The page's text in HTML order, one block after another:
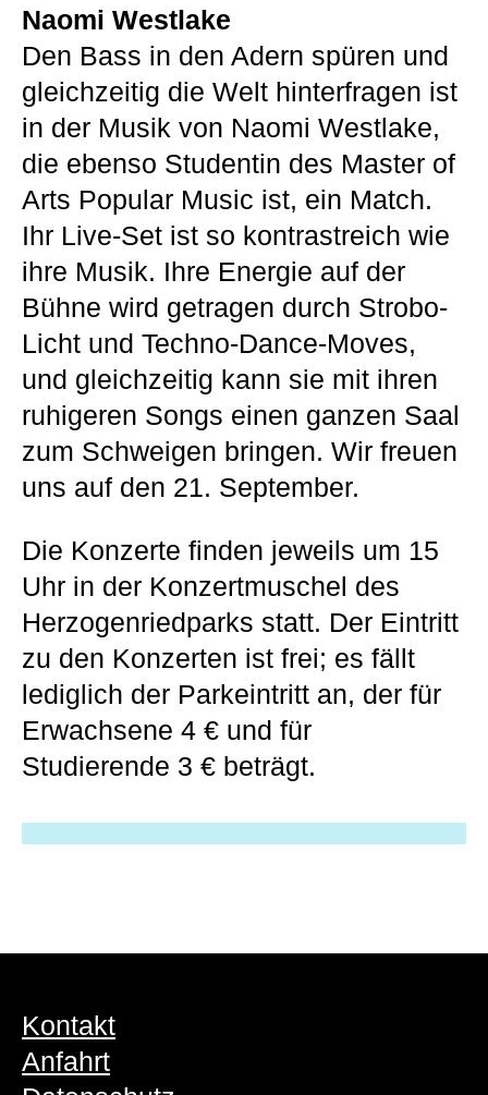
Naomi Westlake
Den Bass in den Adern spüren und
gleichzeitig die Welt hinterfragen ist
in der Musik von Naomi Westlake,
die ebenso Studentin des Master of
Arts Popular Music ist, ein Match.
Ihr Live-Set ist so kontrastreich wie
ihre Musik. Ihre Energie auf der
Bühne wird getragen durch Strobo-
Licht und Techno-Dance-Moves,
und gleichzeitig kann sie mit ihren
ruhigeren Songs einen ganzen Saal
zum Schweigen bringen. Wir freuen
uns auf den 21. September.
Die Konzerte finden jeweils um 15
Uhr in der Konzertmuschel des
Herzogenriedparks statt. Der Eintritt
zu den Konzerten ist frei; es fällt
lediglich der Parkeintritt an, der für
Erwachsene 4 € und für
Studierende 3 € beträgt.
Kontakt
Anfahrt